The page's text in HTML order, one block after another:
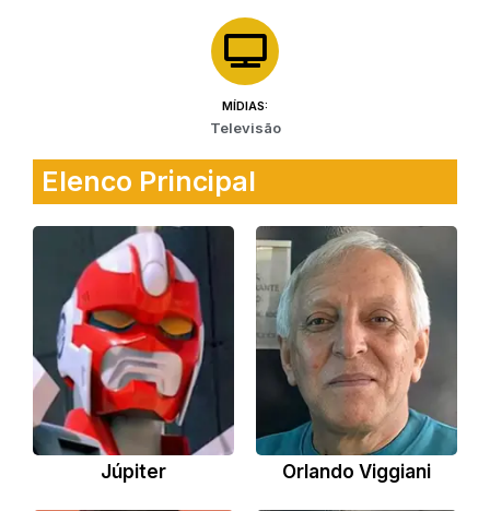
MÍDIAS:
Televisão
Elenco Principal
Júpiter Orlando Viggiani